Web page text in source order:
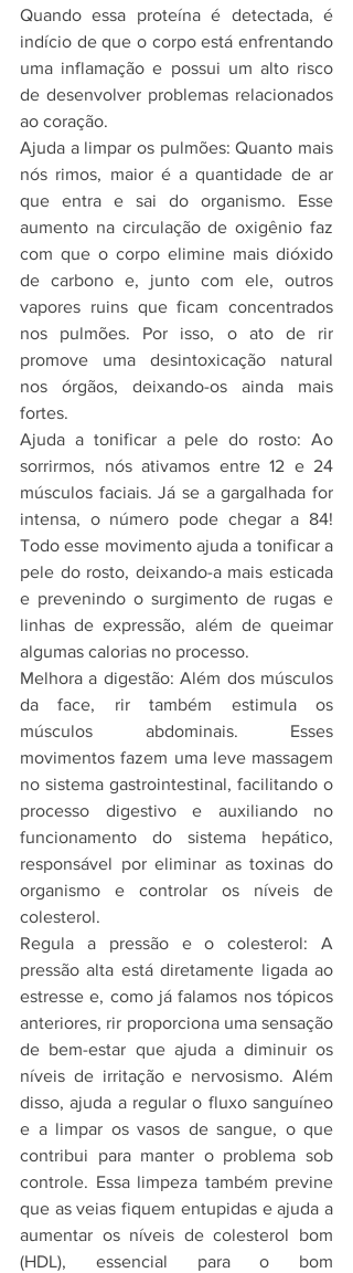
Quando essa proteína é detectada, é
indício de que o corpo está enfrentando
uma inflamação e possui um alto risco
de desenvolver problemas relacionados
ao coração.
Ajuda a limpar os pulmões: Quanto mais
nós rimos, maior é a quantidade de ar
que entra e sai do organismo. Esse
aumento na circulação de oxigênio faz
com que o corpo elimine mais dióxido
de carbono e, junto com ele, outros
vapores ruins que ficam concentrados
nos pulmões. Por isso, o ato de rir
promove uma desintoxicação natural
nos órgãos, deixando-os ainda mais
fortes.
Ajuda a tonificar a pele do rosto: Ao
sorrirmos, nós ativamos entre 12 e 24
músculos faciais. Já se a gargalhada for
intensa, o número pode chegar a 84!
Todo esse movimento ajuda a tonificar a
pele do rosto, deixando-a mais esticada
e prevenindo o surgimento de rugas e
linhas de expressão, além de queimar
algumas calorias no processo.
Melhora a digestão: Além dos músculos
da face, rir também estimula os
músculos abdominais. Esses
movimentos fazem uma leve massagem
no sistema gastrointestinal, facilitando o
processo digestivo e auxiliando no
funcionamento do sistema hepático,
responsável por eliminar as toxinas do
organismo e controlar os níveis de
colesterol.
Regula a pressão e o colesterol: A
pressão alta está diretamente ligada ao
estresse e, como já falamos nos tópicos
anteriores, rir proporciona uma sensação
de bem-estar que ajuda a diminuir os
níveis de irritação e nervosismo. Além
disso, ajuda a regular o fluxo sanguíneo
e a limpar os vasos de sangue, o que
contribui para manter o problema sob
controle. Essa limpeza também previne
que as veias fiquem entupidas e ajuda a
aumentar os níveis de colesterol bom
(HDL), essencial para o bom